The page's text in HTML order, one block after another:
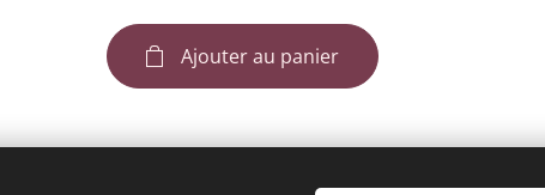
Ajouter au panier